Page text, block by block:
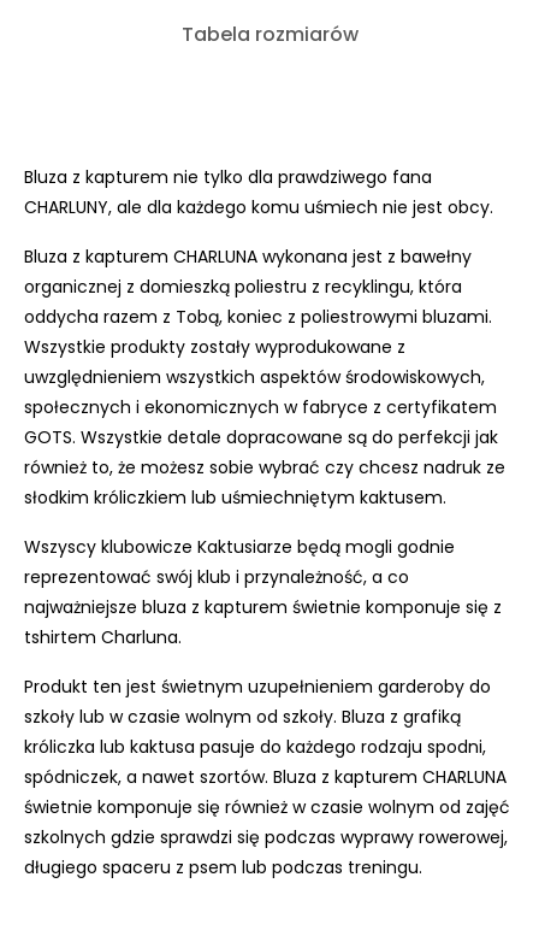
Tabela rozmiarów
Bluza z kapturem nie tylko dla prawdziwego fana
CHARLUNY, ale dla każdego komu uśmiech nie jest obcy.
Bluza z kapturem CHARLUNA wykonana jest z bawełny
organicznej z domieszką poliestru z recyklingu, która
oddycha razem z Tobą, koniec z poliestrowymi bluzami.
Wszystkie produkty zostały wyprodukowane z
uwzględnieniem wszystkich aspektów środowiskowych,
społecznych i ekonomicznych w fabryce z certyfikatem
GOTS. Wszystkie detale dopracowane są do perfekcji jak
również to, że możesz sobie wybrać czy chcesz nadruk ze
słodkim króliczkiem lub uśmiechniętym kaktusem.
Wszyscy klubowicze Kaktusiarze będą mogli godnie
reprezentować swój klub i przynależność, a co
najważniejsze bluza z kapturem świetnie komponuje się z
tshirtem Charluna.
Produkt ten jest świetnym uzupełnieniem garderoby do
szkoły lub w czasie wolnym od szkoły. Bluza z grafiką
króliczka lub kaktusa pasuje do każdego rodzaju spodni,
spódniczek, a nawet szortów. Bluza z kapturem CHARLUNA
świetnie komponuje się również w czasie wolnym od zajęć
szkolnych gdzie sprawdzi się podczas wyprawy rowerowej,
długiego spaceru z psem lub podczas treningu.